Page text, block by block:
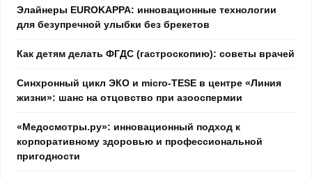
Элайнеры EUROKAPPA: инновационные технологии
для безупречной улыбки без брекетов
Как детям делать ФГДС (гастроскопию): советы врачей
Синхронный цикл ЭКО и micro-TESE в центре «Линия
жизни»: шанс на отцовство при азооспермии
«Медосмотры.ру»: инновационный подход к
корпоративному здоровью и профессиональной
пригодности